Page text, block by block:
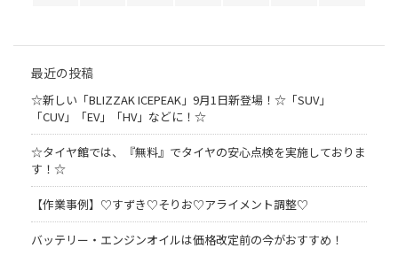
最近の投稿
☆新しい「BLIZZAK ICEPEAK」9月1日新登場！☆「SUV」
「CUV」「EV」「HV」などに！☆
☆タイヤ館では、『無料』でタイヤの安心点検を実施しておりま
す！☆
【作業事例】♡すずき♡そりお♡アライメント調整♡
バッテリー・エンジンオイルは価格改定前の今がおすすめ！